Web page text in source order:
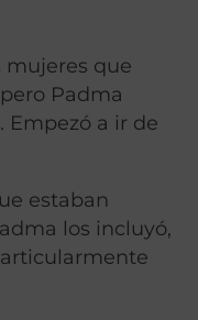
mujeres que
Padma
Empezó a ir de
estaban
los incluyó,